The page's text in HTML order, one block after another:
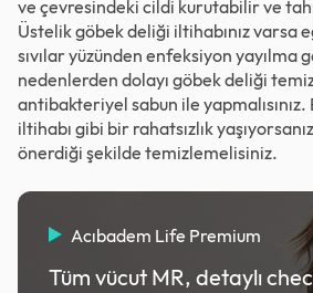
ve çevresindeki cildi kurutabilir ve
Üstelik göbek deliği iltihabınız varsa
sıvılar yüzünden enfeksiyon yayılma
nedenlerden dolayı göbek deliği
antibakteriyel sabun ile
iltihabı gibi bir rahatsızlık
önerdiği şekilde temizlemelisiniz.
Acıbadem Life Premium
Tüm vücut MR, detaylı